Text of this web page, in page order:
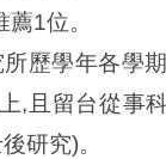
1位。
歷學年各學
,且留台從事
研究)。